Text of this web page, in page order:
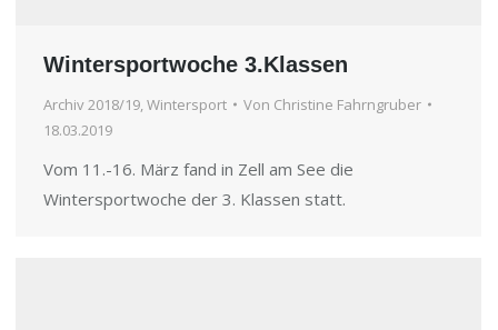
Wintersportwoche 3.Klassen
Archiv 2018/19,Wintersport Von Christine Fahrngruber
18.03.2019
Vom 11.-16. März fand in Zell am See die
Wintersportwoche der 3. Klassen statt.